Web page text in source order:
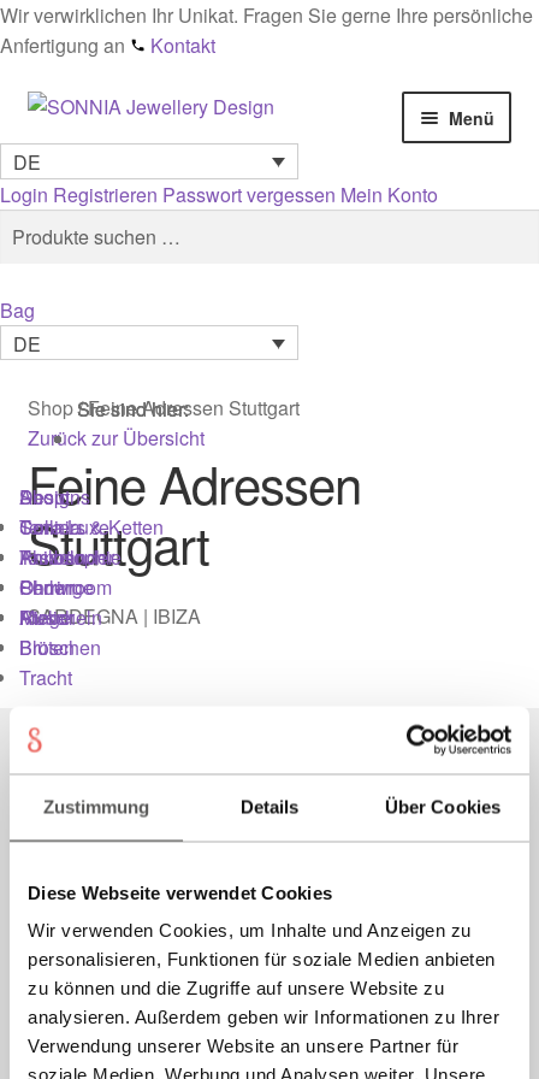
Zustimmung Details Über Cookies
Diese Webseite verwendet Cookies
Wir verwenden Cookies, um Inhalte und Anzeigen zu
personalisieren, Funktionen für soziale Medien anbieten
zu können und die Zugriffe auf unsere Website zu
analysieren. Außerdem geben wir Informationen zu Ihrer
Verwendung unserer Website an unsere Partner für
soziale Medien, Werbung und Analysen weiter. Unsere
Wir verwirklichen Ihr Unikat. Fragen Sie gerne Ihre persönliche
Anfertigung an
Kontakt
Zur
springen
Zum
springen
Menü
Startseite
AGB
Cookies
Datenschutz
Edelsteinmaterialien Wirkung & Pflege – Ratgeber
Impressum
Kasse
Kontakt
Login
Mein Konto
Newsletter
Presse
Registrierung
Richtlinie für Rückerstattungen und Rückgaben
DE
Login Registrieren Passwort vergessen Mein Konto
Suchen
nach:
Suchen
Bag
DE
Shop/Feine Adressen Stuttgart
Zurück zur Übersicht
Feine Adressen
Stuttgart
SARDEGNA | IBIZA
Instagram
Facebook
Kontakt
Newsletter
Versand
Sie sind hier:
Shop
Colliers & Ketten
Armbänder
Ohrringe
Ringe
Broschen
Sie sind hier:
Designs
Terra Luxe
Tasseln
Perlen
Muscheln
Blüten
Tracht
Sie sind hier:
About
Sonnia
Philosophie
Showroom
Atelier